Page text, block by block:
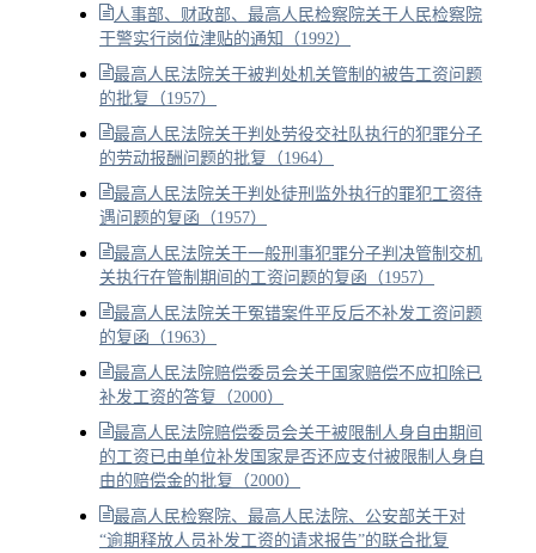
人事部、财政部、最高人民检察院关于人民检察院
干警实行岗位津贴的通知（1992）
最高人民法院关于被判处机关管制的被告工资问题
的批复（1957）
最高人民法院关于判处劳役交社队执行的犯罪分子
的劳动报酬问题的批复（1964）
最高人民法院关于判处徒刑监外执行的罪犯工资待
遇问题的复函（1957）
最高人民法院关于一般刑事犯罪分子判决管制交机
关执行在管制期间的工资问题的复函（1957）
最高人民法院关于冤错案件平反后不补发工资问题
的复函（1963）
最高人民法院赔偿委员会关于国家赔偿不应扣除已
补发工资的答复（2000）
最高人民法院赔偿委员会关于被限制人身自由期间
的工资已由单位补发国家是否还应支付被限制人身自
由的赔偿金的批复（2000）
最高人民检察院、最高人民法院、公安部关于对
“逾期释放人员补发工资的请求报告”的联合批复